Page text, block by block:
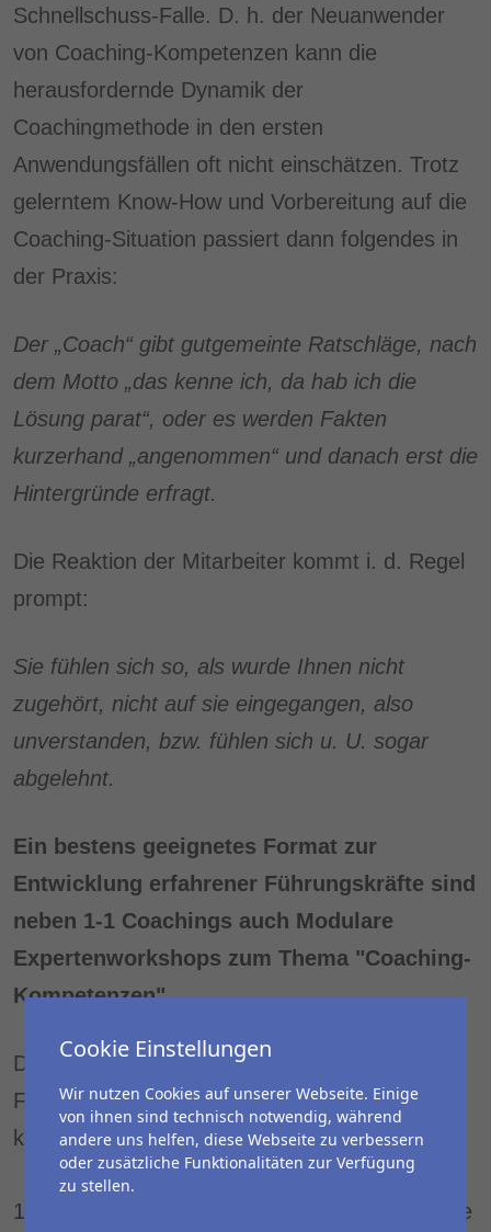
Schnellschuss-Falle. D. h. der Neuanwender
von Coaching-Kompetenzen kann die
herausfordernde Dynamik der
Coachingmethode in den ersten
Anwendungsfällen oft nicht einschätzen. Trotz
gelerntem Know-How und Vorbereitung auf die
Coaching-Situation passiert dann folgendes in
der Praxis:
Der „Coach“ gibt gutgemeinte Ratschläge, nach
dem Motto „das kenne ich, da hab ich die
Lösung parat“, oder es werden Fakten
kurzerhand „angenommen“ und danach erst die
Hintergründe erfragt.
Die Reaktion der Mitarbeiter kommt i. d. Regel
prompt:
Sie fühlen sich so, als wurde Ihnen nicht
zugehört, nicht auf sie eingegangen, also
unverstanden, bzw. fühlen sich u. U. sogar
abgelehnt.
Ein bestens geeignetes Format zur
Entwicklung erfahrener Führungskräfte sind
neben 1-1 Coachings auch Modulare
Expertenworkshops zum Thema "Coaching-
Kompetenzen".
Denn Führungskräfte befinden sich in ihrer
Führungspraxis immer wieder in einem
klassischen Rollenkonflikt:
Als Führungskraft finden und präsentieren sie
Cookie Einstellungen
Wir nutzen Cookies auf unserer Webseite. Einige
von ihnen sind technisch notwendig, während
andere uns helfen, diese Webseite zu verbessern
oder zusätzliche Funktionalitäten zur Verfügung
zu stellen.